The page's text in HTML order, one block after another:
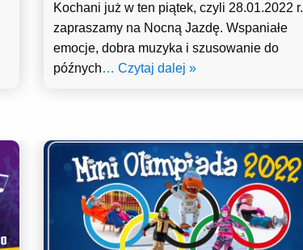
Kochani już w ten piątek, czyli 28.01.2022 r.
zapraszamy na Nocną Jazdę. Wspaniałe
emocje, dobra muzyka i szusowanie do
późnych… Czytaj dalej »